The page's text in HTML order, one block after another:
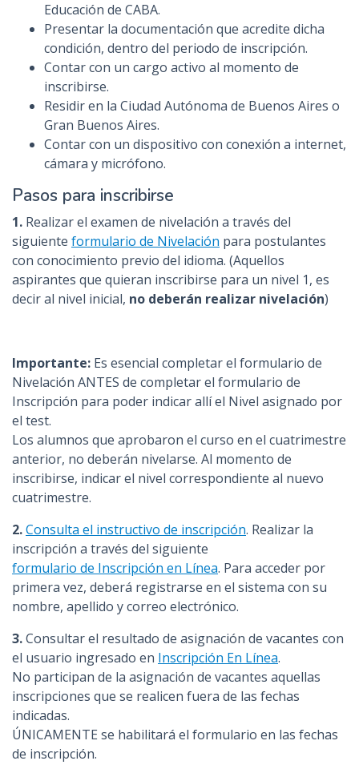
Educación de CABA.
Presentar la documentación que acredite dicha
condición, dentro del periodo de inscripción.
Contar con un cargo activo al momento de
inscribirse.
Residir en la Ciudad Autónoma de Buenos Aires o
Gran Buenos Aires.
Contar con un dispositivo con conexión a internet,
cámara y micrófono.
Pasos para inscribirse
1. Realizar el examen de nivelación a través del
siguiente formulario de Nivelación para postulantes
con conocimiento previo del idioma. (Aquellos
aspirantes que quieran inscribirse para un nivel 1, es
decir al nivel inicial, no deberán realizar nivelación)
Importante: Es esencial completar el formulario de
Nivelación ANTES de completar el formulario de
Inscripción para poder indicar allí el Nivel asignado por
el test.
Los alumnos que aprobaron el curso en el cuatrimestre
anterior, no deberán nivelarse. Al momento de
inscribirse, indicar el nivel correspondiente al nuevo
cuatrimestre.
2.Consulta el instructivo de inscripción. Realizar la
inscripción a través del siguiente
formulario de Inscripción en Línea. Para acceder por
primera vez, deberá registrarse en el sistema con su
nombre, apellido y correo electrónico.
3.Consultar el resultado de asignación de vacantes con
el usuario ingresado en Inscripción En Línea.
No participan de la asignación de vacantes aquellas
inscripciones que se realicen fuera de las fechas
indicadas.
ÚNICAMENTE se habilitará el formulario en las fechas
de inscripción.